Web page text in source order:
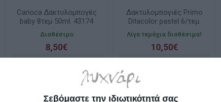
Σεβόμαστε την ιδιωτικότητά σας
Carioca Δακτυλομπογές
baby 8τεμ 50ml. 43174
Διαθέσιμο
8,50€
Δακτυλομπογιές Primo
Ditacolor pastel 6/τεμ.
100gr. CMP
Λίγα τεμάχια διαθέσιμα!
10,50€